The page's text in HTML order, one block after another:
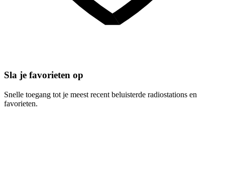
Sla je favorieten op
Snelle toegang tot je meest recent beluisterde radiostations en
favorieten.